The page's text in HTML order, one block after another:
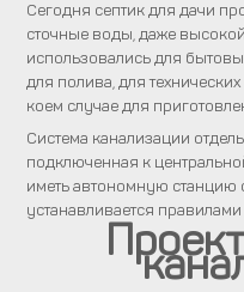
Сегодня септик для дачи
сточные воды, даже
использовались для
для полива, для
коем случае для
Система канализации
подключенная к
иметь автономную станцию
устанавливается